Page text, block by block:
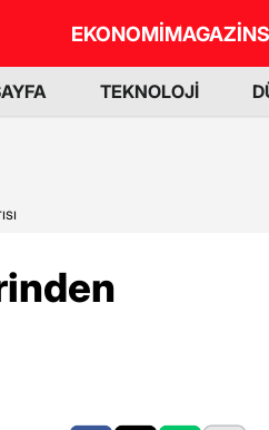
EKONOMİMAGAZİN
TEKNOLOJİ